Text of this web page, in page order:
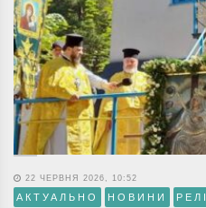
22 ЧЕРВНЯ 2026, 10:52
АКТУАЛЬНО НОВИНИ